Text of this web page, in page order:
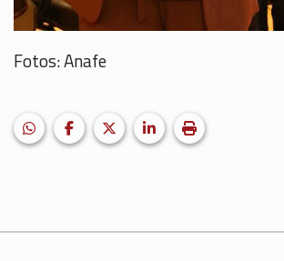
Fotos: Anafe
Facebook LinkedIn
X (formerly Twitter)
HELIX_ULTIMATE_SHARE_WHATSAPP
Imprimir matéria